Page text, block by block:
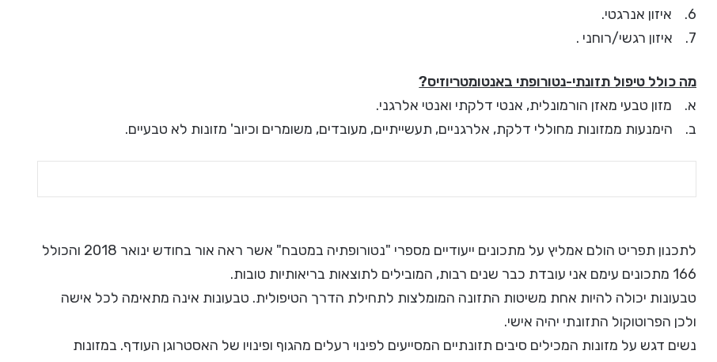
6. איזון אנרגטי.
7. איזון רגשי/רוחני .
מה כולל טיפול תזונתי-נטורופתי באנטומטריוזיס?
א. מזון טבעי מאזן הורמונלית, אנטי דלקתי ואנטי אלרגני.
ב. הימנעות ממזונות מחוללי דלקת, אלרגניים, תעשייתיים, מעובדים, משומרים וכיוב' מזונות לא טבעיים.
לתכנון תפריט הולם אמליץ על מתכונים ייעודיים מספרי "נטורופתיה במטבח" אשר ראה אור בחודש ינואר 2018 והכולל
166 מתכונים עימם אני עובדת כבר שנים רבות, המובילים לתוצאות בריאותיות טובות.
טבעונות יכולה להיות אחת משיטות התזונה המומלצות לתחילת הדרך הטיפולית. טבעונות אינה מתאימה לכל אישה
ולכן הפרוטוקול התזונתי יהיה אישי.
נשים דגש על מזונות המכילים סיבים תזונתיים המסייעים לפינוי רעלים מהגוף ופינויו של האסטרוגן העודף. במזונות